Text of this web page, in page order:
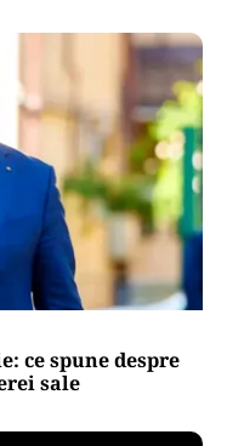
ce spune despre
sale